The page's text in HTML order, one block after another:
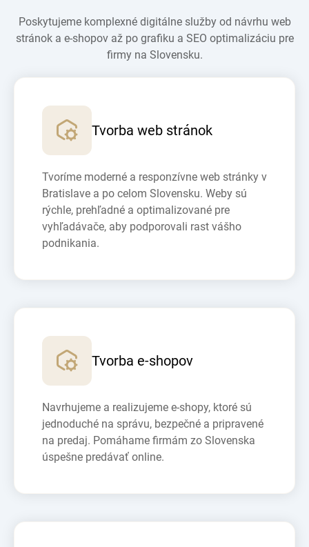
Poskytujeme komplexné digitálne služby od návrhu web
stránok a e-shopov až po grafiku a SEO optimalizáciu pre
firmy na Slovensku.
Tvorba web stránok
Tvoríme moderné a responzívne web stránky v
Bratislave a po celom Slovensku. Weby sú
rýchle, prehľadné a optimalizované pre
vyhľadávače, aby podporovali rast vášho
podnikania.
Tvorba e-shopov
Navrhujeme a realizujeme e-shopy, ktoré sú
jednoduché na správu, bezpečné a pripravené
na predaj. Pomáhame firmám zo Slovenska
úspešne predávať online.